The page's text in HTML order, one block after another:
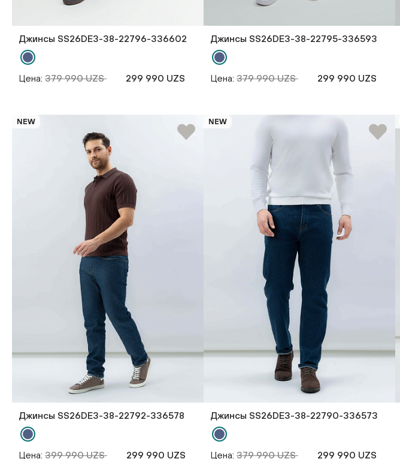
Джинсы SS26DE3-38-22796-336602
Цена: 379 990 UZS 299 990 UZS
Джинсы SS26DE3-38-22795-336593
Цена: 379 990 UZS 299 990 UZS
NEW
Джинсы SS26DE3-38-22792-336578
Цена: 399 990 UZS 299 990 UZS
NEW
Джинсы SS26DE3-38-22790-336573
Цена: 379 990 UZS 299 990 UZS